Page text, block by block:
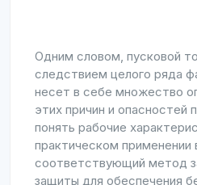
Одним словом, пусковой
следствием целого ряда
несет в себе множество
этих причин и опасностей
понять рабочие
практическом применении
соответствующий метод
защиты для обеспечения